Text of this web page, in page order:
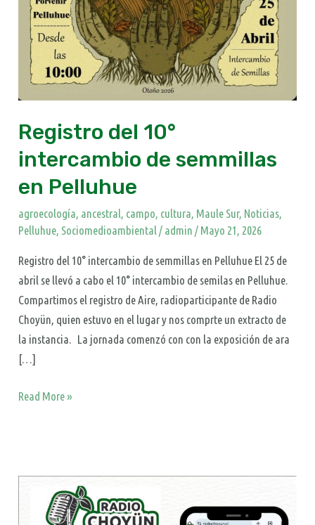
Registro del 10°
intercambio de semmillas
en Pelluhue
agroecología ancestral campo cultura Maule Sur, Noticias
Pelluhue Sociomedioambiental / admin / Mayo 21, 2026
Registro del 10° intercambio de semmillas en Pelluhue El 25 de
abril se llevó a cabo el 10° intercambio de semilas en Pelluhue.
Compartimos el registro de Aire, radioparticipante de Radio
Choyün, quien estuvo en el lugar y nos comprte un extracto de
la instancia. La jornada comenzó con con la exposición de ara
[…]
Read More »